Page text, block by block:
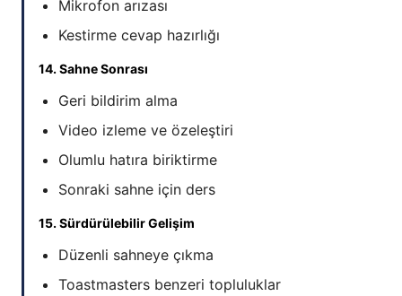
Mikrofon arızası
Kestirme cevap hazırlığı
14. Sahne Sonrası
Geri bildirim alma
Video izleme ve özeleştiri
Olumlu hatıra biriktirme
Sonraki sahne için ders
15. Sürdürülebilir Gelişim
Düzenli sahneye çıkma
Toastmasters benzeri topluluklar